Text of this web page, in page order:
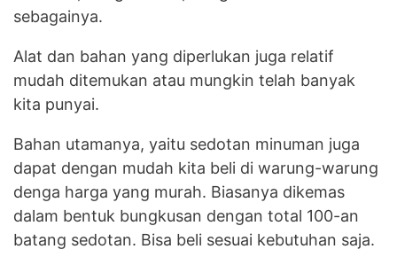
sebagainya.
Alat dan bahan yang diperlukan juga relatif
mudah ditemukan atau mungkin telah banyak
kita punyai.
Bahan utamanya, yaitu sedotan minuman juga
dapat dengan mudah kita beli di warung-warung
denga harga yang murah. Biasanya dikemas
dalam bentuk bungkusan dengan total 100-an
batang sedotan. Bisa beli sesuai kebutuhan saja.